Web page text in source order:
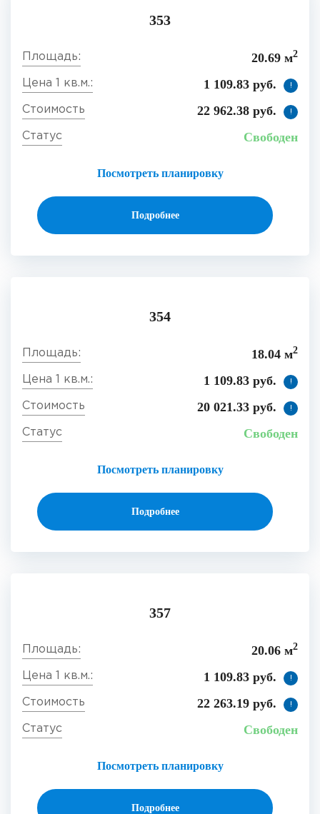
353
20.69 м2
1 109.83 руб. !
22 962.38 руб. !
Посмотреть планировку
Свободен
Подробнее
354
18.04 м2
1 109.83 руб. !
20 021.33 руб. !
Посмотреть планировку
Свободен
Подробнее
357
20.06 м2
1 109.83 руб. !
22 263.19 руб. !
Посмотреть планировку
Свободен
Подробнее